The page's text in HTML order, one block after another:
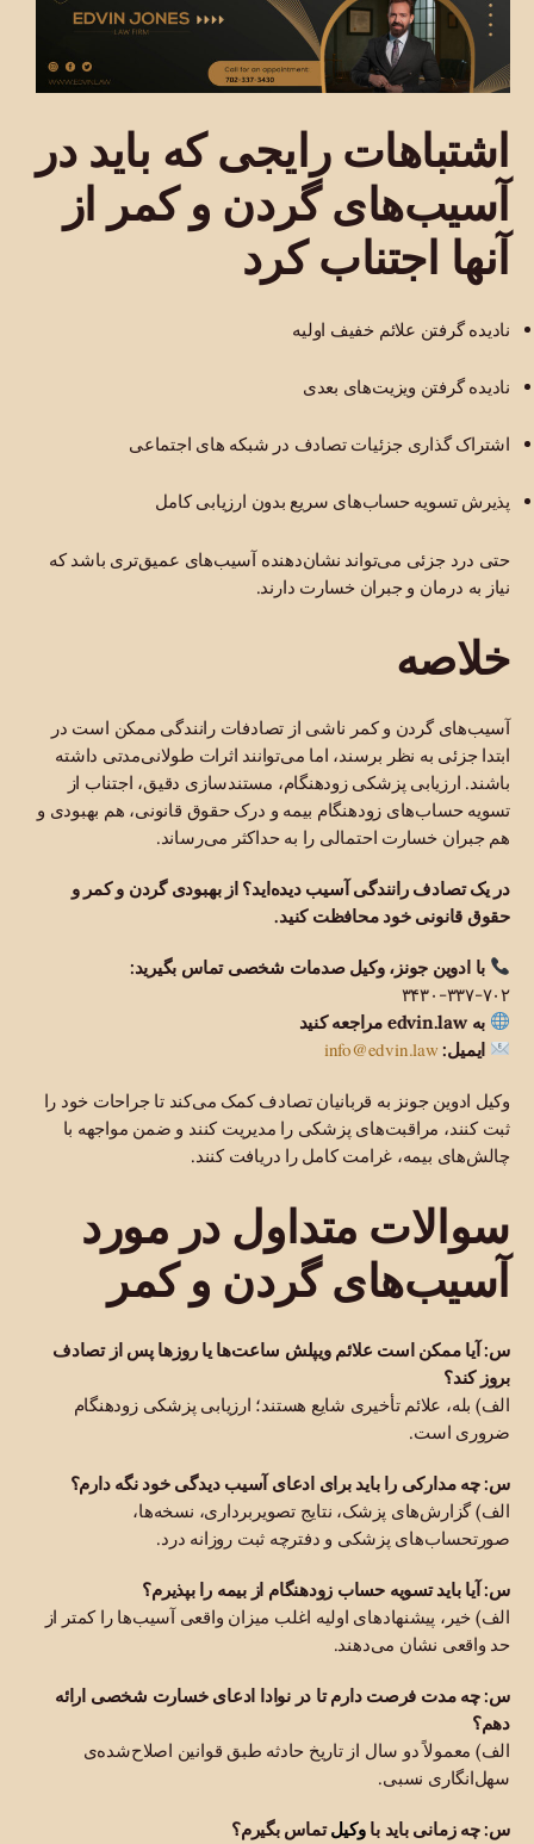
اشتباهات رایجی که باید در
آسیب‌های گردن و کمر از
آنها اجتناب کرد
نادیده گرفتن علائم خفیف اولیه
نادیده گرفتن ویزیت‌های بعدی
اشتراک گذاری جزئیات تصادف در شبکه های اجتماعی
پذیرش تسویه حساب‌های سریع بدون ارزیابی کامل
حتی درد جزئی می‌تواند نشان‌دهنده آسیب‌های عمیق‌تری باشد که
نیاز به درمان و جبران خسارت دارند.
خلاصه
آسیب‌های گردن و کمر ناشی از تصادفات رانندگی ممکن است در
ابتدا جزئی به نظر برسند، اما می‌توانند اثرات طولانی‌مدتی داشته
باشند. ارزیابی پزشکی زودهنگام، مستندسازی دقیق، اجتناب از
تسویه حساب‌های زودهنگام بیمه و درک حقوق قانونی، هم بهبودی و
هم جبران خسارت احتمالی را به حداکثر می‌رساند.
در یک تصادف رانندگی آسیب دیده‌اید؟ از بهبودی گردن و کمر و
حقوق قانونی خود محافظت کنید.
با ادوین جونز، وکیل صدمات شخصی تماس بگیرید:
۷۰۲-۳۳۷-۳۴۳۰
به edvin.law مراجعه کنید
ایمیل:info@edvin.law
وکیل ادوین جونز به قربانیان تصادف کمک می‌کند تا جراحات خود را
ثبت کنند، مراقبت‌های پزشکی را مدیریت کنند و ضمن مواجهه با
چالش‌های بیمه، غرامت کامل را دریافت کنند.
سوالات متداول در مورد
آسیب‌های گردن و کمر
س: آیا ممکن است علائم ویپلش ساعت‌ها یا روزها پس از تصادف
بروز کند؟
الف) بله، علائم تأخیری شایع هستند؛ ارزیابی پزشکی زودهنگام
ضروری است.
س: چه مدارکی را باید برای ادعای آسیب دیدگی خود نگه دارم؟
الف) گزارش‌های پزشک، نتایج تصویربرداری، نسخه‌ها،
صورتحساب‌های پزشکی و دفترچه ثبت روزانه درد.
س: آیا باید تسویه حساب زودهنگام از بیمه را بپذیرم؟
الف) خیر، پیشنهادهای اولیه اغلب میزان واقعی آسیب‌ها را کمتر از
حد واقعی نشان می‌دهند.
س: چه مدت فرصت دارم تا در نوادا ادعای خسارت شخصی ارائه
دهم؟
الف) معمولاً دو سال از تاریخ حادثه طبق قوانین اصلاح‌شده‌ی
سهل‌انگاری نسبی.
س: چه زمانی باید باوکیلتماس بگیرم؟